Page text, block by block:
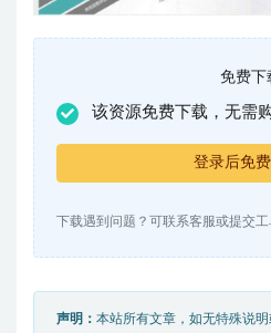
免费下
该资源免费下载，无需
登录后免
下载遇到问题？可联系客服或提交
声明： 本站所有文章，如无特殊说